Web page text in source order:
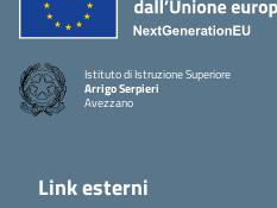
Istituto di Istruzione Superiore
Arrigo Serpieri
Avezzano
Link esterni